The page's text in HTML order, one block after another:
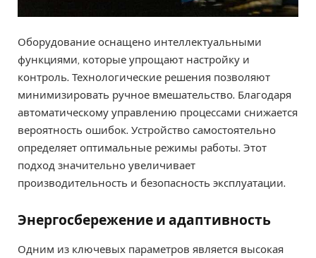
Оборудование оснащено интеллектуальными
функциями, которые упрощают настройку и
контроль. Технологические решения позволяют
минимизировать ручное вмешательство. Благодаря
автоматическому управлению процессами снижается
вероятность ошибок. Устройство самостоятельно
определяет оптимальные режимы работы. Этот
подход значительно увеличивает
производительность и безопасность эксплуатации.
Энергосбережение и адаптивность
Одним из ключевых параметров является высокая